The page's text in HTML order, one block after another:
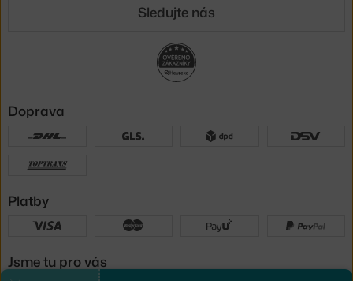
Sledujte nás
Doprava
Platby
Jsme tu pro vás